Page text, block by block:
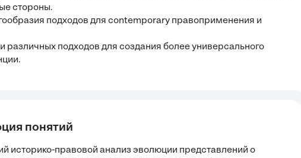
стороны.
подходов для contemporary правоприменения и
подходов для создания более универсального
понятий
историко-правовой анализ эволюции представлений о